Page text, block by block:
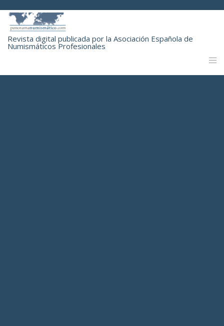
Revista digital publicada por la Asociación Española de
Numismáticos Profesionales